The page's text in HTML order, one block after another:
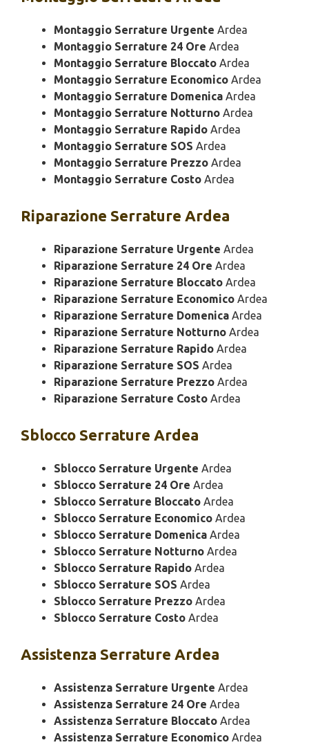
Montaggio Serrature Urgente Ardea
Montaggio Serrature 24 Ore Ardea
Montaggio Serrature Bloccato Ardea
Montaggio Serrature Economico Ardea
Montaggio Serrature Domenica Ardea
Montaggio Serrature Notturno Ardea
Montaggio Serrature Rapido Ardea
Montaggio Serrature SOS Ardea
Montaggio Serrature Prezzo Ardea
Montaggio Serrature Costo Ardea
Riparazione Serrature Ardea
Riparazione Serrature Urgente Ardea
Riparazione Serrature 24 Ore Ardea
Riparazione Serrature Bloccato Ardea
Riparazione Serrature Economico Ardea
Riparazione Serrature Domenica Ardea
Riparazione Serrature Notturno Ardea
Riparazione Serrature Rapido Ardea
Riparazione Serrature SOS Ardea
Riparazione Serrature Prezzo Ardea
Riparazione Serrature Costo Ardea
Sblocco Serrature Ardea
Sblocco Serrature Urgente Ardea
Sblocco Serrature 24 Ore Ardea
Sblocco Serrature Bloccato Ardea
Sblocco Serrature Economico Ardea
Sblocco Serrature Domenica Ardea
Sblocco Serrature Notturno Ardea
Sblocco Serrature Rapido Ardea
Sblocco Serrature SOS Ardea
Sblocco Serrature Prezzo Ardea
Sblocco Serrature Costo Ardea
Assistenza Serrature Ardea
Assistenza Serrature Urgente Ardea
Assistenza Serrature 24 Ore Ardea
Assistenza Serrature Bloccato Ardea
Assistenza Serrature Economico Ardea